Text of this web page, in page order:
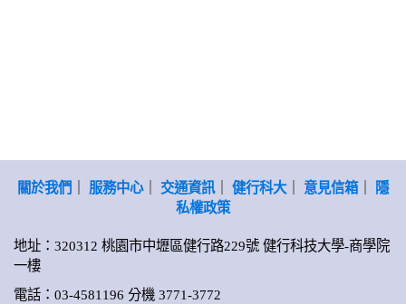
關於我們 服務中心｜ 交通資訊｜ 健行科大｜ 意見信箱｜
隱
私權政策
地址：320312 桃園市中壢區健行路229號 健行科技大學-商學院
一樓
電話：03-4581196 分機 3771-3772